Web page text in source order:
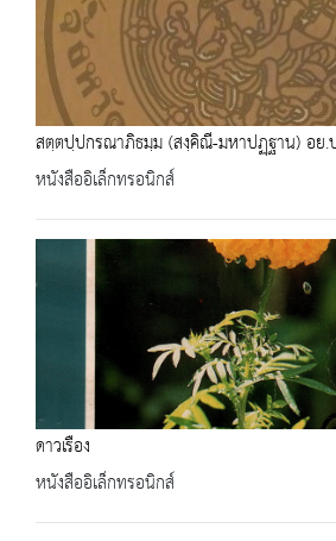
สตฺตปฺปกรณาภิธมฺม (สงฺคิณี-มหาปฏฺฐาน) อย
หนังสืออิเล็กทรอนิกส์
ดาวเรือง
หนังสืออิเล็กทรอนิกส์